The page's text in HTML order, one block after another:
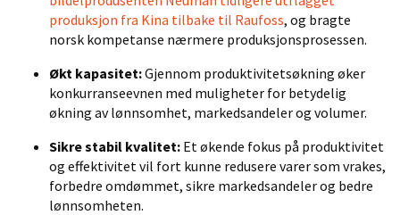
produksjon fra Kina tilbake til Raufoss, og bragte
norsk kompetanse nærmere produksjonsprosessen.
Økt kapasitet:Gjennom produktivitetsøkning øker
konkurranseevnen med muligheter for betydelig
økning av lønnsomhet, markedsandeler og volumer.
Sikre stabil kvalitet: Et økende fokus på produktivitet
og effektivitet vil fort kunne redusere varer som vrakes,
forbedre omdømmet, sikre markedsandeler og bedre
lønnsomheten.